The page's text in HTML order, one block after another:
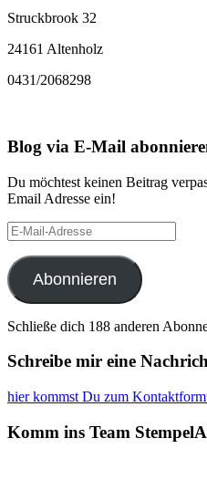
Struckbrook 32
24161 Altenholz
0431/2068298
Blog via E-Mail
Du möchtest keinen Beitrag
Email Adresse ein!
E-
Mail-
Adresse
Abonnieren
Schließe dich 188 anderen
Schreibe mir eine
hier kommst Du zum
Komm ins Team